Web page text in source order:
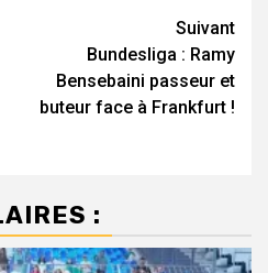
Suivant
Bundesliga : Ramy
Bensebaini passeur et
buteur face à Frankfurt !
: